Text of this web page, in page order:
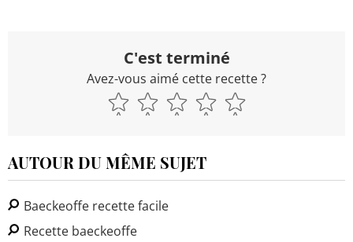
C'est terminé
Avez-vous aimé cette recette ?
AUTOUR DU MÊME SUJET
Baeckeoffe recette facile
Recette baeckeoffe